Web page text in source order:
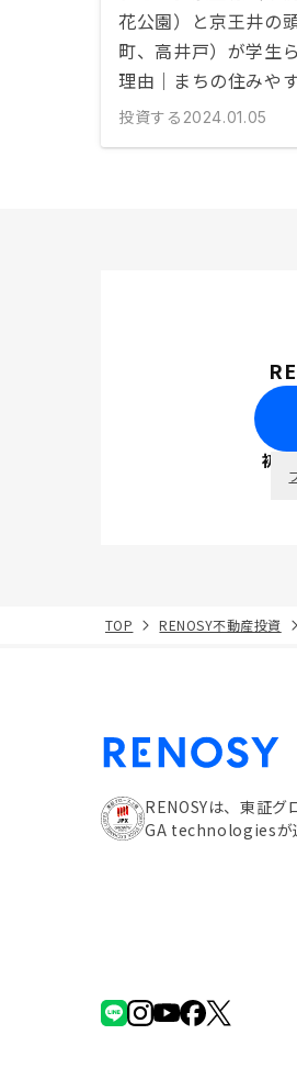
花公園）と京王井の
町、高井戸）が学生
理由｜まちの住みや
投資する 2024.01.05
初回
TOP RENOSY不動産投資
RENOSYは、東証グ
GA technologiesが